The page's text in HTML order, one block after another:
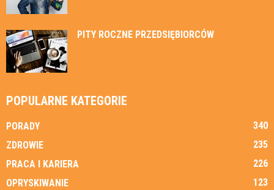
PITY ROCZNE PRZEDSIĘBIORCÓW
POPULARNE KATEGORIE
PORADY
340
ZDROWIE
235
PRACA I KARIERA
226
OPRYSKIWANIE
123